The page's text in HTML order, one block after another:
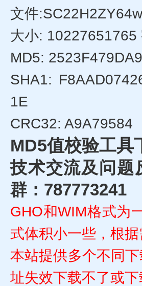
文件
大小: 10227651765
MD5:
SHA1:
1E
CRC32: A9A79584
MD5值校验工具
技术交流及问
群：787773241
GHO和WIM格式为
式体积小一些，根
本站提供多个不同
址失效下载不了或